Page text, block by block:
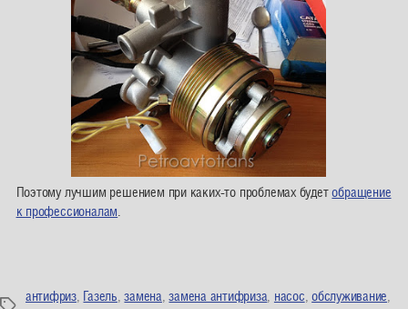
Поэтому лучшим решением при каких-то проблемах будетобращение
к профессионалам
Метки
антифриз, Газель ,замена ,замена антифриза насос ,обслуживание